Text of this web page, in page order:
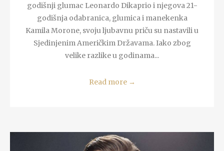
godišnji glumac Leonardo Dikaprio i njegova 21-
godišnja odabranica, glumica i manekenka
Kamila Morone, svoju ljubavnu priču su nastavili u
Sjedinjenim Američkim Državama. Iako zbog
velike razlike u godinama...
Read more →